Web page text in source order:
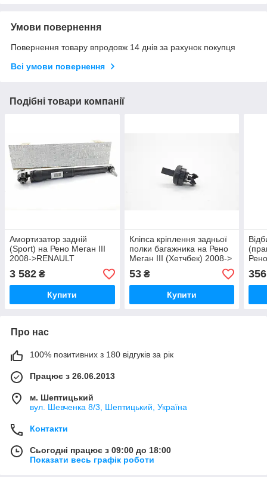
Умови повернення
Повернення товару впродовж 14 днів за рахунок покупця
Всі умови повернення
Подібні товари компанії
Амортизатор задній
(Sport) на Рено Меган III
2008->RENAULT
(Оригінал) 562108593R
3 582 ₴
Купити
Кліпса кріплення задньої
полки багажника на Рено
Меган III (Хетчбек) 2008->
RENAULT (Оригінал)
8200675047
53₴
Купити
>
356
Про нас
100% позитивних з 180 відгуків за рік
Працює з 26.06.2013
м. Шептицький
вул. Шевченка 8/3, Шептицький, Україна
Контакти
Сьогодні працює з 09:00 до 18:00
Показати весь графік роботи